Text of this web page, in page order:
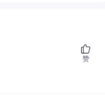
赞